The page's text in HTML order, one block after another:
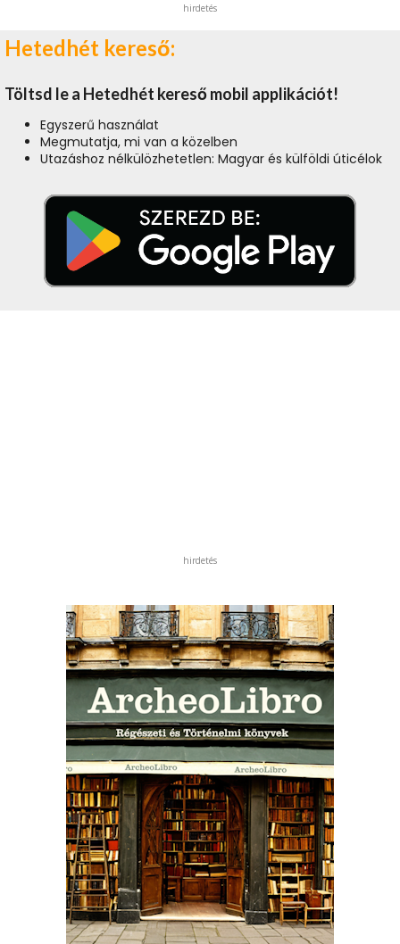
hirdetés
Hetedhét kereső:
Töltsd le a Hetedhét kereső mobil applikációt!
Egyszerű használat
Megmutatja, mi van a közelben
Utazáshoz nélkülözhetetlen: Magyar és külföldi úticélok
hirdetés